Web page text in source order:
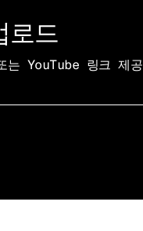
로드
는 YouTube 링크 제공